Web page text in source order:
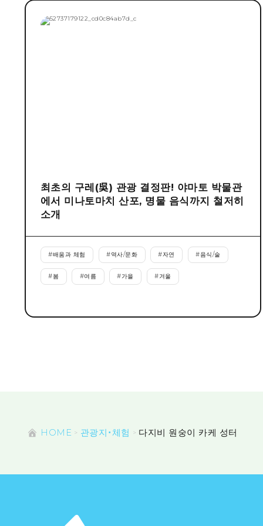
최초의 구레(吳) 관광 결정판! 야마토 박물관
에서 미나토마치 산포, 명물 음식까지 철저히
소개
#배움과 체험 #역사/문화 #자연 #음식/술
#봄 #여름 #가을 #겨울
HOME 관광지・체험 다지비 원숭이 카케 성터